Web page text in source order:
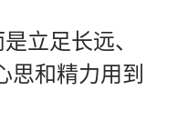
立足长远、
思和精力用到